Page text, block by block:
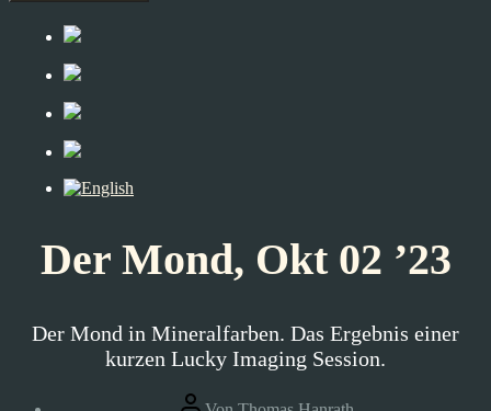
Der Mond, Okt 02 ’23
Der Mond in Mineralfarben. Das Ergebnis einer
kurzen Lucky Imaging Session.
Beitragsautor